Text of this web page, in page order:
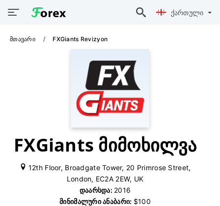
Ქართული
Მთავარი FXGiants Revizyon
FXGiants მიმოხილვა
12th Floor, Broadgate Tower, 20 Primrose Street,
London, EC2A 2EW, UK
Დაარსდა: 2016
Მინიმალური Ანაბარი: $100